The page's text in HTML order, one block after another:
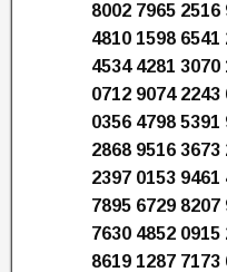
8002 7965
4810 1598
4534 4281
0712 9074
0356 4798
2868 9516
2397 0153
7895 6729
7630 4852
8619 1287